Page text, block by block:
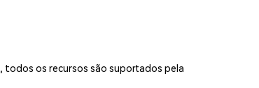
todos os recursos são suportados pela